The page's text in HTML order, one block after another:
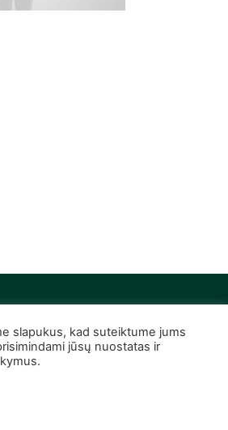
Visos teisės saugomos
slapukus, kad suteiktume jums
jūsų nuostatas ir